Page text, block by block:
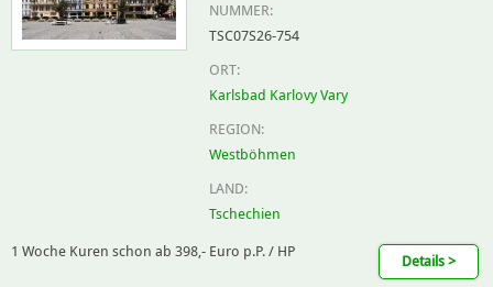
NUMMER:
TSC07S26-754
ORT:
Karlsbad Karlovy Vary
REGION:
Westböhmen
LAND:
Tschechien
1 Woche Kuren schon ab 398,- Euro p.P. / HP
Details >